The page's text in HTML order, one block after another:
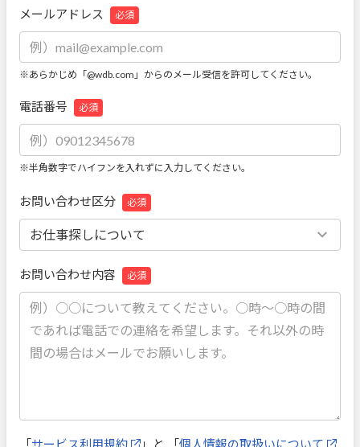
メールアドレス 必須
※あらかじめ「@wdb.com」からのメール受信を許可してください。
電話番号 必須
※半角数字でハイフンを入れずに入力してください。
お問い合わせ区分 必須
お問い合わせ内容 必須
「サービス利用規約 」と 「個人情報の取扱いについて